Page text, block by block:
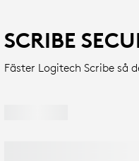
SCRIBE
Fäster Logitech Scribe så